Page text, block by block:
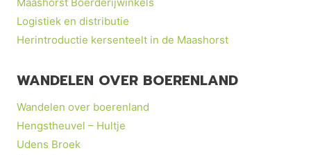
Logistiek en distributie
Herintroductie kersenteelt in de Maashorst
WANDELEN OVER BOERENLAND
Wandelen over boerenland
Hengstheuvel – Hultje
Udens Broek